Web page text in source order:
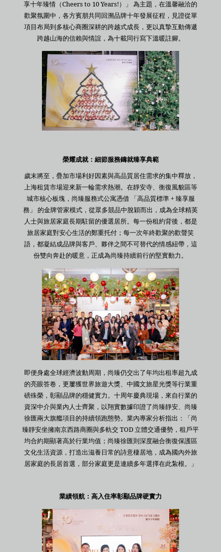
享十年臻情（Cheers to 10 Years!）」 為主題，在溫馨融洽的
歡聚氛圍中，各方賓朋共同回溯品牌十年發展征程，見證從單
項目布局到多核心商圈深耕的跨越式成長，更以真摯互動傳遞
跨越山海的信賴與情誼，為十載同行寫下溫暖註腳。
榮耀成就：細節服務鑄就臻享典範
歲末將至，疊加市場利好因素與高品質居住需求的集中釋放，
上海租賃市場迎來新一輪需求熱潮。在靜安寺、衡復風貌區等
城市核心板塊，尚臻服務式公寓憑借 「高品質標準 + 臻享服
務」 的金牌管家模式，從眾多競品中脫穎而出，成為全球精英
人士與旅居家庭長期駐留的優選居所。每一份租約背後，都是
旅居家庭對安心生活的鄭重托付；每一次年終歡聚的歡聲笑
語，都凝結成品牌與客戶、夥伴之間不可替代的情感紐帶，這
份雙向奔赴的暖意，正成為尚臻持續前行的堅實動力。
即便身處全球經濟波動周期，尚臻仍交出了年均出租率超九成
的亮眼答卷，更屢獲世界旅遊大獎、中國文旅星光獎等行業重
磅殊榮，彰顯品牌的穩健實力。十周年慶典現場，來自行業的
資深中介與業內人士齊聚，以翔實數據印證了尚臻靜安、尚臻
徐匯兩大旗艦項目的持續領跑態勢。業內專家分析指出：「尚
臻靜安坐擁南京西路商圈與多軌交 TOD 立體交通優勢，租戶平
均合約期顯著高於行業均值；尚臻徐匯則深度融合衡復保護區
文化生活資源，打造出滋養日常的詩意棲居地，成為國內外旅
居家庭的長居首選，部分家庭更是連續多年選擇在此紮根。」
業績領航：高入住率彰顯品牌硬實力